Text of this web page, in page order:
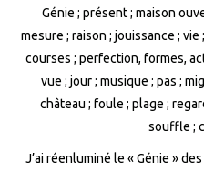
Génie ; présent ; maison
mesure ; raison ; jouissance ;
courses ; perfection, formes,
vue ; jour ; musique ; pas ;
château ; foule ; plage ;
souffle ;
J’ai réenluminé le « Génie » des